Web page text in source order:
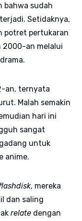
bahwa sudah
Setidaknya,
potret pertukaran
2000-an melalui
an, ternyata
Malah semakin
hari ini
sangat
untuk
anime.
, mereka
dan saling
relate dengan